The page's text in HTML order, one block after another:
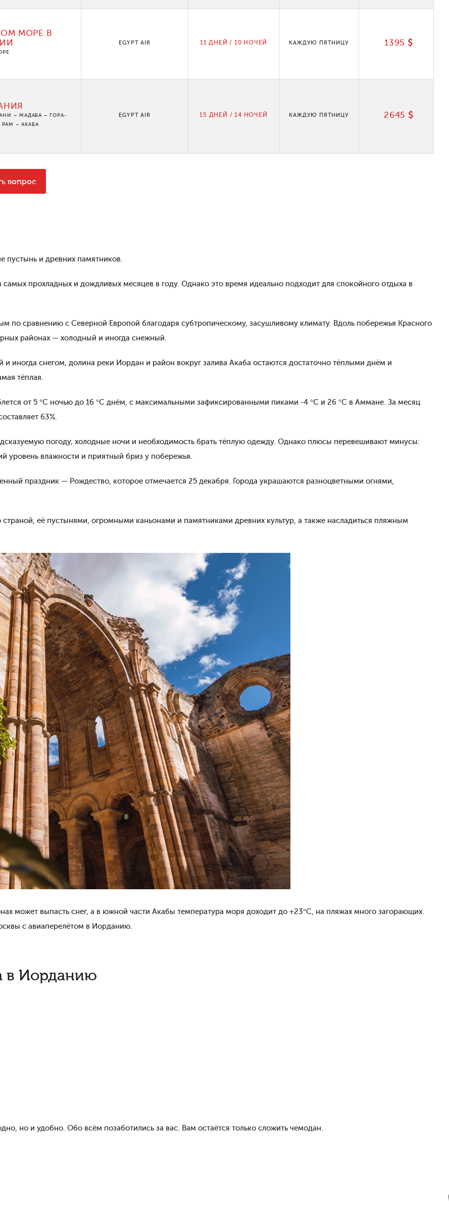
МОРЕ В
EGYPT AIR 11 ДНЕЙ / 10 НОЧЕЙ КАЖДУЮ ПЯТНИЦУ 1395 $
– МАДАБА – ГОРА-
– АКАБА
EGYPT AIR 15 ДНЕЙ / 14 НОЧЕЙ КАЖДУЮ ПЯТНИЦУ 2645 $
вопрос
пустынь и древних памятников.
прохладных и дождливых месяцев в году. Однако это время идеально подходит для спокойного отдыха в
по сравнению с Северной Европой благодаря субтропическому, засушливому климату. Вдоль побережья Красного
районах — холодный и иногда снежный.
иногда снегом, долина реки Иордан и район вокруг залива Акаба остаются достаточно тёплыми днём и
тёплая.
от 5 °C ночью до 16 °C днём, с максимальными зафиксированными пиками -4 °C и 26 °C в Аммане. За месяц
63%.
погоду, холодные ночи и необходимость брать тёплую одежду. Однако плюсы перевешивают минусы:
уровень влажности и приятный бриз у побережья.
праздник — Рождество, которое отмечается 25 декабря. Города украшаются разноцветными огнями,
её пустынями, огромными каньонами и памятниками древних культур, а также насладиться пляжным
может выпасть снег, а в южной части Акабы температура моря доходит до +23°C, на пляжах много загорающих.
с авиаперелётом в Иорданию.
в Иорданию
но и удобно. Обо всём позаботились за вас. Вам остаётся только сложить чемодан.